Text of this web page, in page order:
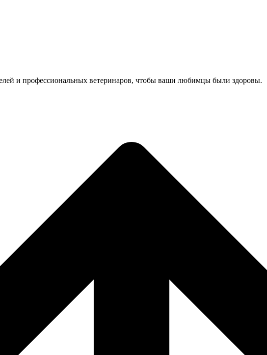
и профессиональных ветеринаров, чтобы ваши любимцы были здоровы.